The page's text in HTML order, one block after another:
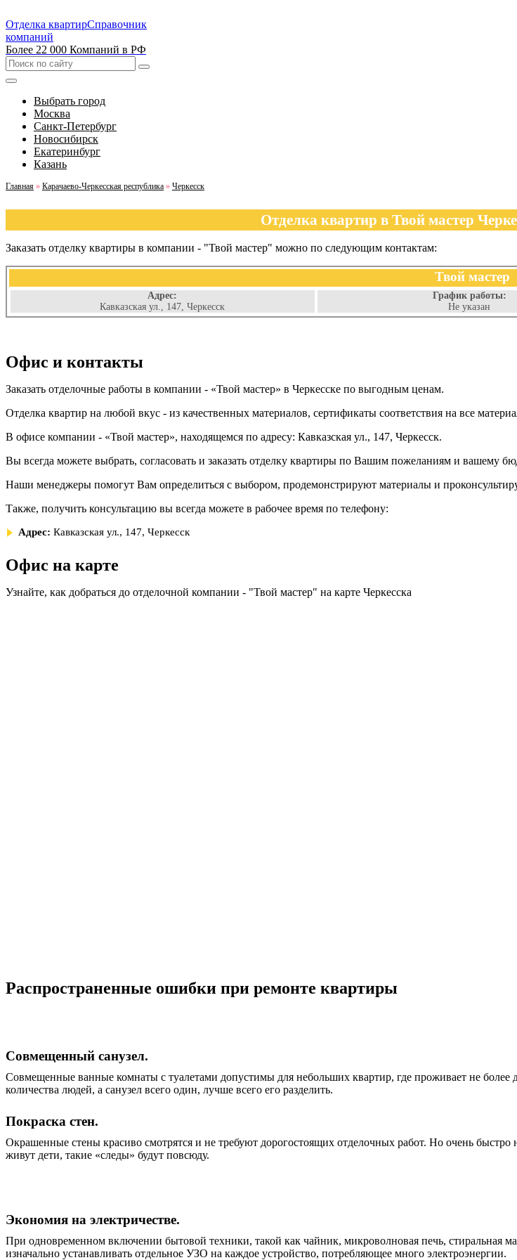
Отделка квартирСправочник
компаний
Более 22 000 Компаний в РФ
Выбрать город
Москва
Санкт-Петербург
Новосибирск
Екатеринбург
Казань
Главная » Карачаево-Черкесская республика » Черкесск
Отделка квартир в Твой мастер
Заказать отделку квартиры в компании - "Твой мастер" можно по следующим контактам:
Твой мастер
Адрес:
Кавказская ул., 147, Черкесск
График работы:
Не указан
Офис и контакты
Заказать отделочные работы в компании - «Твой мастер» в Черкесске по выгодным ценам.
Отделка квартир на любой вкус - из качественных материалов, сертификаты соответствия на все
В офисе компании - «Твой мастер», находящемся по адресу: Кавказская ул., 147, Черкесск.
Вы всегда можете выбрать, согласовать и заказать отделку квартиры по Вашим пожеланиям и вашему
Наши менеджеры помогут Вам определиться с выбором, продемонстрируют материалы и
Также, получить консультацию вы всегда можете в рабочее время по телефону:
Адрес: Кавказская ул., 147, Черкесск
Офис на карте
Узнайте, как добраться до отделочной компании - "Твой мастер" на карте Черкесска
Распространенные ошибки при ремонте квартиры
Совмещенный санузел.
Совмещенные ванные комнаты с туалетами допустимы для небольших квартир, где проживает не
количества людей, а санузел всего один, лучше всего его разделить.
Покраска стен.
Окрашенные стены красиво смотрятся и не требуют дорогостоящих отделочных работ. Но очень
живут дети, такие «следы» будут повсюду.
Экономия на электричестве.
При одновременном включении бытовой техники, такой как чайник, микроволновая печь, стиральная
изначально устанавливать отдельное УЗО на каждое устройство, потребляющее много электроэнергии.